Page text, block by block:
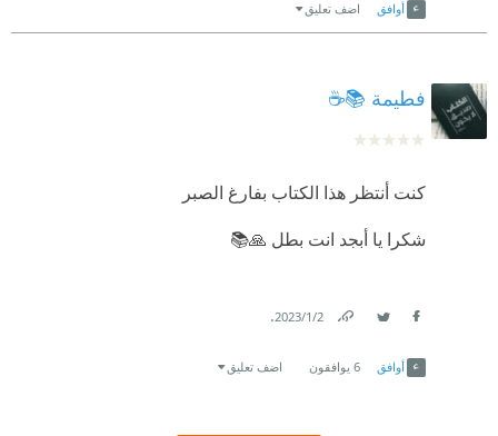
أوافق اضف تعليق
فطيمة 📚☕
كنت أنتظر هذا الكتاب بفارغ الصبر
شكرا يا أبجد انت بطل 🙏📚
2‏/1‏/2023
.
أوافق 6 يوافقون اضف تعليق